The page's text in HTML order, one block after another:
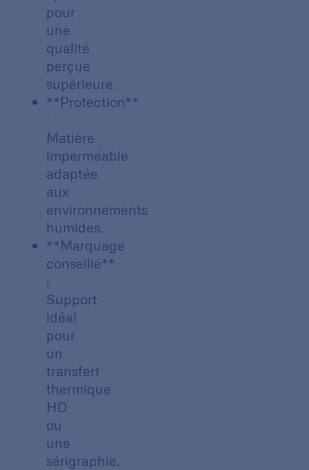
pour
une
qualité
perçue
supérieure.
**Protection**
:
Matière
imperméable
adaptée
aux
environnements
humides.
**Marquage
conseillé**
:
Support
idéal
pour
un
transfert
thermique
HD
ou
une
sérigraphie.